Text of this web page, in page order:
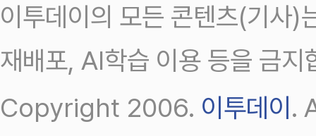
이투데이의 모든 콘텐츠(기사)
재배포, AI학습 이용 등을 금지
Copyright 2006. 이투데이.